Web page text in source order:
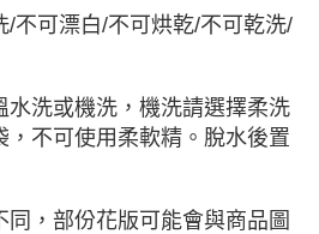
/不可漂白/不可烘乾/不可乾洗/
水洗或機洗，機洗請選擇柔洗
，不可使用柔軟精。脫水後置
同，部份花版可能會與商品圖